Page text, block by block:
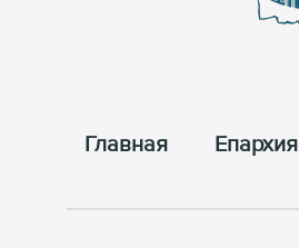
Главная Епархия